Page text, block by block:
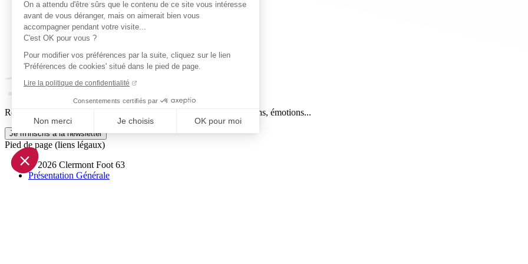
On a attendu d'être sûrs que le contenu de ce site vous intéresse
avant de vous déranger, mais on aimerait bien vous
accompagner pendant votre visite...
C'est OK pour vous ?
Pour modifier vos préférences par la suite, cliquez sur le lien
'Préférences de cookies' situé dans le pied de page.
Lire la politique de confidentialité
Consentements certifiés par
Non merci Je choisis OK pour moi
Axeptio consent
Plateforme de Gestion du Consentement : Personnalisez vos Options
Notre plateforme vous permet d'adapter et de gérer vos paramètres de confidentialité, en garantissant la conformité avec
Reçois par email ta dose officielle de Clermont Foot 63 : actus, matchs, émotions...
Je m'inscris à la newsletter
Pied de page (liens légaux)
© 2026 Clermont Foot 63
Présentation Générale